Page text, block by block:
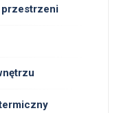
przestrzeni